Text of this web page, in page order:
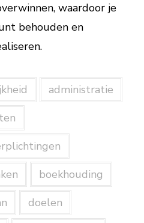
waardoor je
behouden en
administratie
boekhouding
doelen